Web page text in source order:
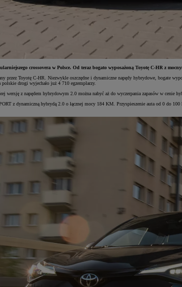
crossovera w Polsce. Od teraz bogato wyposażoną Toyotę C-HR z
przez Toyotę C-HR. Niezwykle oszczędne i dynamiczne napędy hybrydowe, bogate
drogi wyjechało już 4 710 egzemplarzy.
wersję z napędem hybrydowym 2.0 można nabyć aż do wyczerpania zapasów w cenie
z dynamiczną hybrydą 2.0 o łącznej mocy 184 KM. Przyspieszenie auta od 0 do